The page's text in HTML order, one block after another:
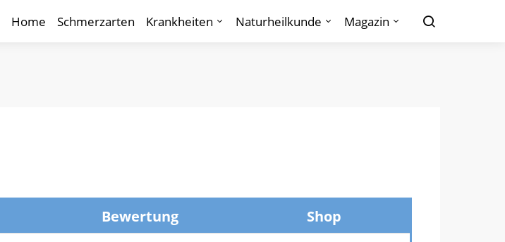
Home Schmerzarten Krankheiten Naturheilkunde Magazin
Bewertung Shop